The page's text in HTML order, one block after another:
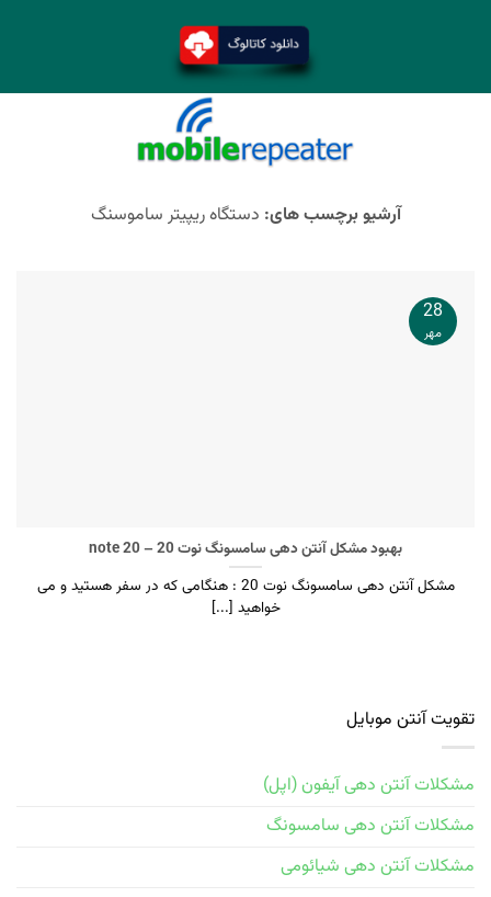
آرشیو برچسب های: دستگاه ریپیتر ساموسنگ
بهبود مشکل آنتن دهی سامسونگ نوت 20 – note 20
مشکل آنتن دهی سامسونگ نوت 20 : هنگامی که در سفر هستید و می
خواهید [...]
28
مهر
تقویت آنتن موبایل
مشکلات آنتن دهی آیفون (اپل)
مشکلات آنتن دهی سامسونگ
مشکلات آنتن دهی شیائومی